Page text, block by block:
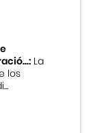
La
los